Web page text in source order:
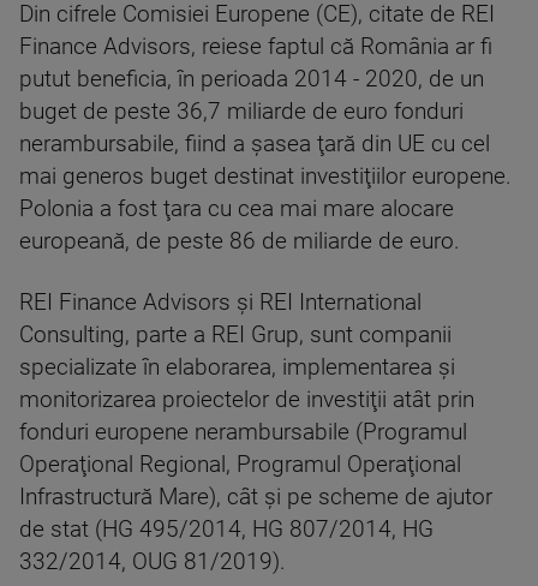
Din cifrele Comisiei Europene (CE), citate de REI
Finance Advisors, reiese faptul că România ar fi
putut beneficia, în perioada 2014 - 2020, de un
buget de peste 36,7 miliarde de euro fonduri
nerambursabile, fiind a şasea ţară din UE cu cel
mai generos buget destinat investiţiilor europene.
Polonia a fost ţara cu cea mai mare alocare
europeană, de peste 86 de miliarde de euro.
REI Finance Advisors şi REI International
Consulting, parte a REI Grup, sunt companii
specializate în elaborarea, implementarea şi
monitorizarea proiectelor de investiţii atât prin
fonduri europene nerambursabile (Programul
Operaţional Regional, Programul Operaţional
Infrastructură Mare), cât şi pe scheme de ajutor
de stat (HG 495/2014, HG 807/2014, HG
332/2014, OUG 81/2019).